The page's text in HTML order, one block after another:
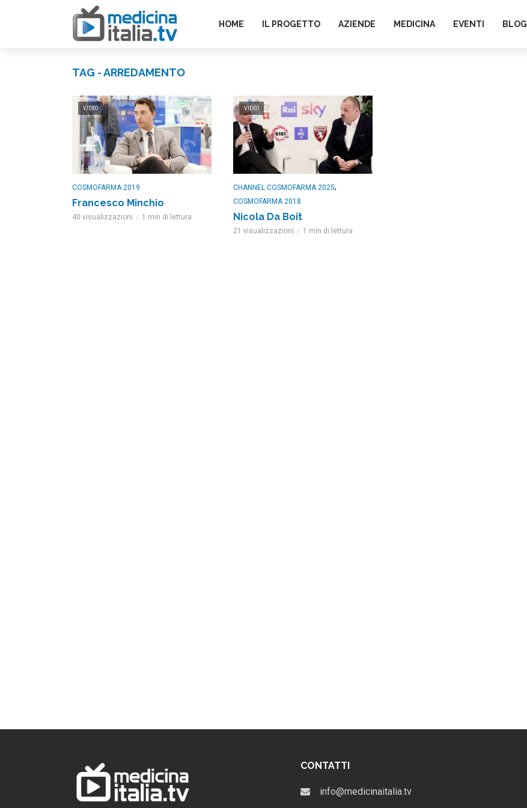
HOME IL PROGETTO AZIENDE MEDICINA EVENTI BLOG
TAG - ARREDAMENTO
VIDEO
COSMOFARMA 2019
Francesco Minchio
40 visualizzazioni 1 min di lettura
VIDEO
CHANNEL COSMOFARMA 2025,
COSMOFARMA 2018
Nicola Da Boit
21 visualizzazioni 1 min di lettura
CONTATTI
info@medicinaitalia.tv
Vincenzo Cosi – Cosmofarma
Cosmofarma 2026: date, tema